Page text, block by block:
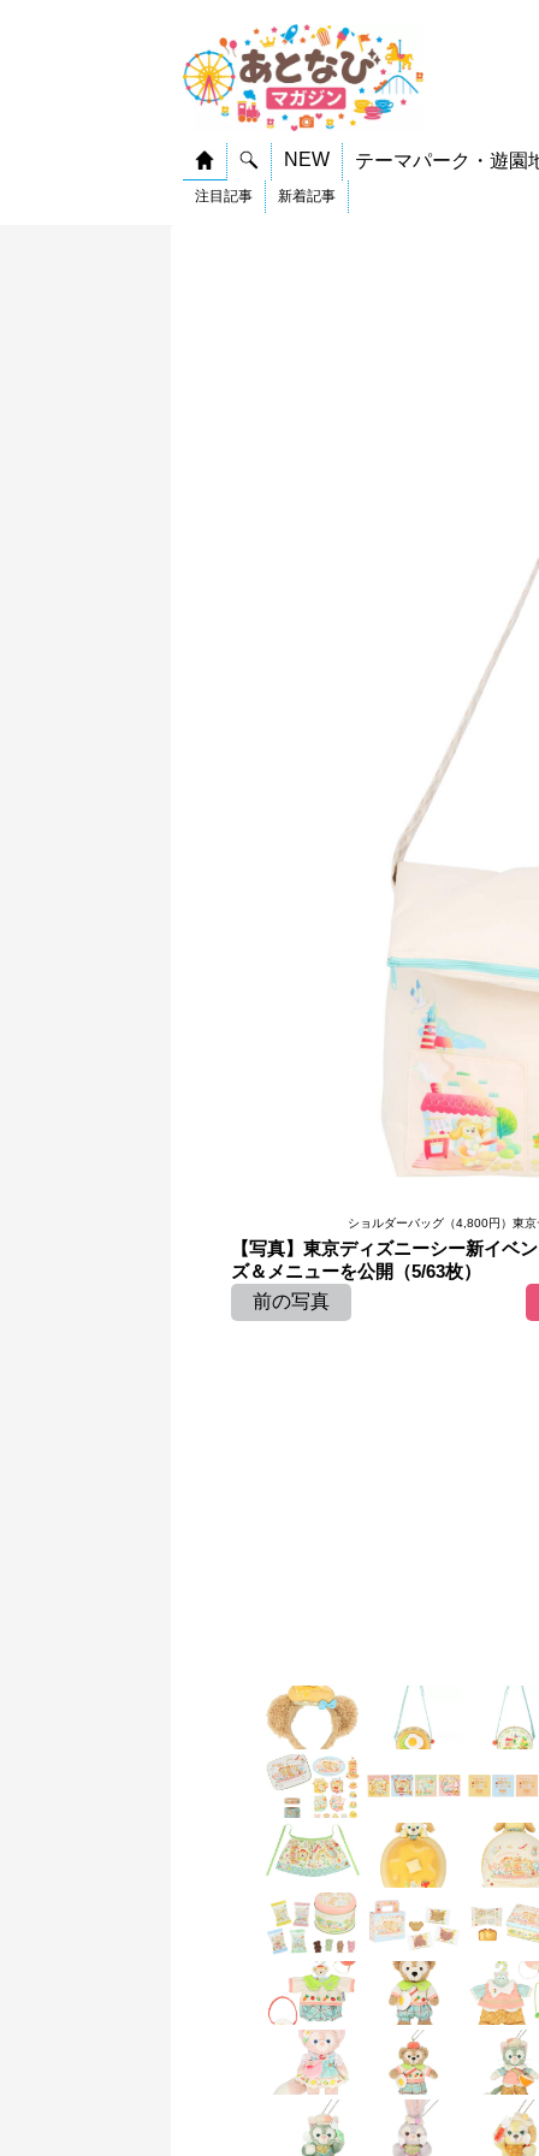
NEW テーマパーク・遊園
注目記事 新着記事
ショルダーバッグ（4,800円）東
【写真】東京ディズニーシー新イベ
ズ＆メニューを公開（5/63枚）
前の写真